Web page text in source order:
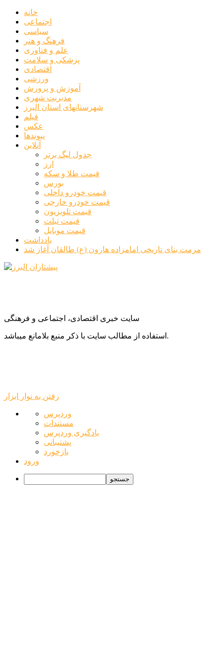
خانه
اجتماعی
سیاسی
فرهنگ و هنر
علم و فناوری
پزشکی و سلامت
اقتصادی
ورزشی
آموزش و پرورش
مدیریت شهری
شهرستانهای استان البرز
فیلم
عکس
پیوندها
آنلاین
جدول لیگ برتر
ارز
قیمت طلا و سکه
بورس
قیمت خودرو داخلی
قیمت خودرو خارجی
قیمت تلویزیون
قیمت تبلت
قیمت موبایل
یادداشت
مرمت بنای تاریخی امامزاده هارون (ع) طالقان آغاز شد
سایت خبری اقتصادی، اجتماعی و فرهنگی
استفاده از مطالب سایت با ذکر منبع بلامانع میباشد.
رفتن به نوار ابزار
درباره
وردپرس
وردپرس
مستندات
یادگیری وردپرس
پشتیبانی
بازخورد
ورود
جستجو